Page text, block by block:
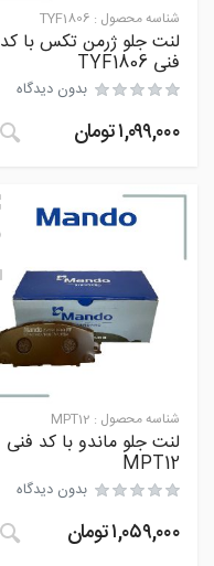
شناسه محصول : TYF1806
لنت جلو ژرمن تکس با کد
فنی TYF1806
بدون دیدگاه
۱,۰۹۹,۰۰۰تومان
شناسه محصول : MPT12
لنت جلو ماندو با کد فنی
MPT12
بدون دیدگاه
۱,۰۵۹,۰۰۰تومان